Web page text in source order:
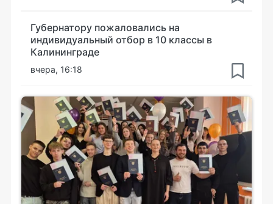
Губернатору пожаловались на
индивидуальный отбор в 10 классы в
Калининграде
вчера, 16:18